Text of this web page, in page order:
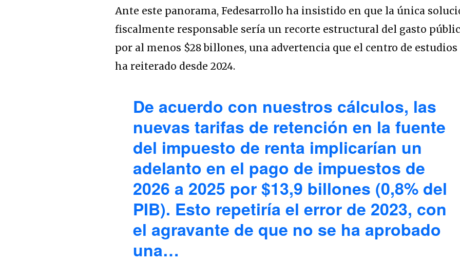
Ante este panorama, Fedesarrollo ha insistido en que la única
fiscalmente responsable sería un recorte estructural del gasto
por al menos $28 billones, una advertencia que el centro de estudios
ha reiterado desde 2024.
De acuerdo con nuestros cálculos, las
nuevas tarifas de retención en la fuente
del impuesto de renta implicarían un
adelanto en el pago de impuestos de
2026 a 2025 por $13,9 billones (0,8% del
PIB). Esto repetiría el error de 2023, con
el agravante de que no se ha aprobado
una…